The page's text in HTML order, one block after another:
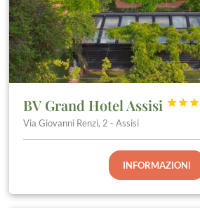
BV Grand Hotel Assisi 


Via Giovanni Renzi, 2 - Assisi
INFORMAZIONI